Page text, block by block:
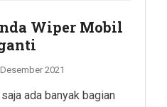
Wiper Mobil
2021
ada banyak bagian